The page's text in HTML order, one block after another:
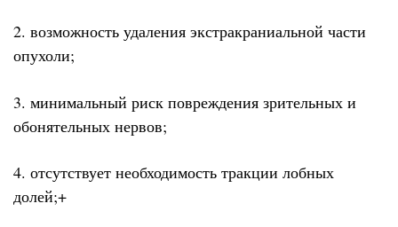
2. возможность удаления экстракраниальной части
опухоли;
3. минимальный риск повреждения зрительных и
обонятельных нервов;
4. отсутствует необходимость тракции лобных
долей;+